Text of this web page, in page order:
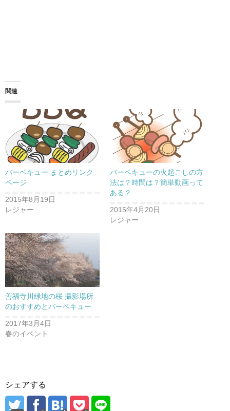
関連
バーベキュー まとめリンク
ページ
2015年8月19日
レジャー
バーベキューの火起こしの方
法は？時間は？簡単動画って
ある？
2015年4月20日
レジャー
善福寺川緑地の桜 撮影場所
のおすすめとバーベキュー
2017年3月4日
春のイベント
シェアする